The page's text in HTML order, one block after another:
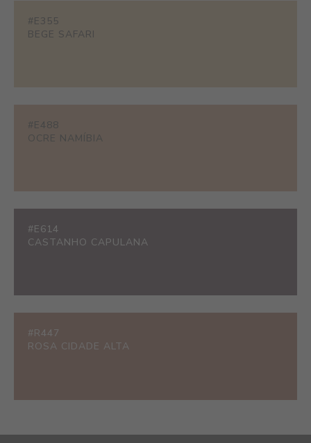
#E355
BEGE SAFARI
#E488
OCRE NAMÍBIA
#E614
CASTANHO CAPULANA
#R447
ROSA CIDADE ALTA